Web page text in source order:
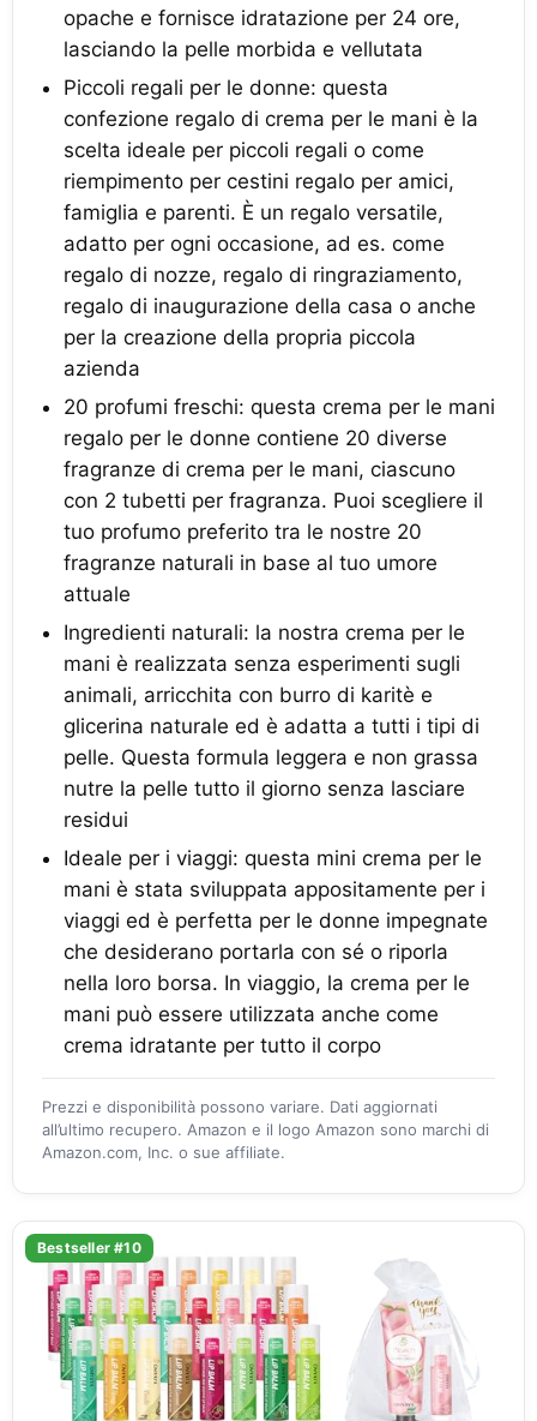
opache e fornisce idratazione per 24 ore,
lasciando la pelle morbida e vellutata
Piccoli regali per le donne: questa
confezione regalo di crema per le mani è la
scelta ideale per piccoli regali o come
riempimento per cestini regalo per amici,
famiglia e parenti. È un regalo versatile,
adatto per ogni occasione, ad es. come
regalo di nozze, regalo di ringraziamento,
regalo di inaugurazione della casa o anche
per la creazione della propria piccola
azienda
20 profumi freschi: questa crema per le mani
regalo per le donne contiene 20 diverse
fragranze di crema per le mani, ciascuno
con 2 tubetti per fragranza. Puoi scegliere il
tuo profumo preferito tra le nostre 20
fragranze naturali in base al tuo umore
attuale
Ingredienti naturali: la nostra crema per le
mani è realizzata senza esperimenti sugli
animali, arricchita con burro di karitè e
glicerina naturale ed è adatta a tutti i tipi di
pelle. Questa formula leggera e non grassa
nutre la pelle tutto il giorno senza lasciare
residui
Ideale per i viaggi: questa mini crema per le
mani è stata sviluppata appositamente per i
viaggi ed è perfetta per le donne impegnate
che desiderano portarla con sé o riporla
nella loro borsa. In viaggio, la crema per le
mani può essere utilizzata anche come
crema idratante per tutto il corpo
Prezzi e disponibilità possono variare. Dati aggiornati
all’ultimo recupero. Amazon e il logo Amazon sono marchi di
Amazon.com, Inc. o sue affiliate.
Bestseller #10